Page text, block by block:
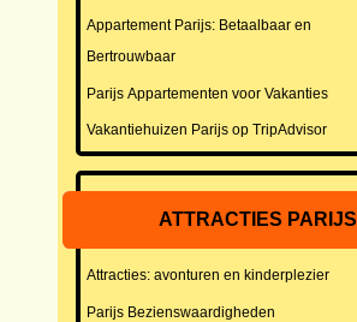
Appartement Parijs: Betaalbaar en
Bertrouwbaar
Parijs Appartementen voor Vakanties
Vakantiehuizen Parijs op TripAdvisor
ATTRACTIES PARIJS
Attracties: avonturen en kinderplezier
Parijs Bezienswaardigheden